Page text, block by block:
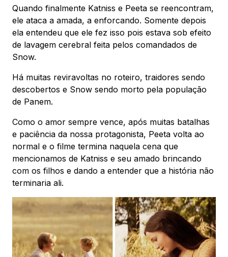
Quando finalmente Katniss e Peeta se reencontram,
ele ataca a amada, a enforcando. Somente depois
ela entendeu que ele fez isso pois estava sob efeito
de lavagem cerebral feita pelos comandados de
Snow.
Há muitas reviravoltas no roteiro, traidores sendo
descobertos e Snow sendo morto pela população
de Panem.
Como o amor sempre vence, após muitas batalhas
e paciência da nossa protagonista, Peeta volta ao
normal e o filme termina naquela cena que
mencionamos de Katniss e seu amado brincando
com os filhos e dando a entender que a história não
terminaria ali.